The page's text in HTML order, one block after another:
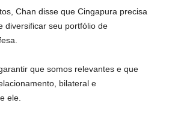
Chan disse que Cingapura precisa
diversificar seu portfólio de
que somos relevantes e que
bilateral e
ele.